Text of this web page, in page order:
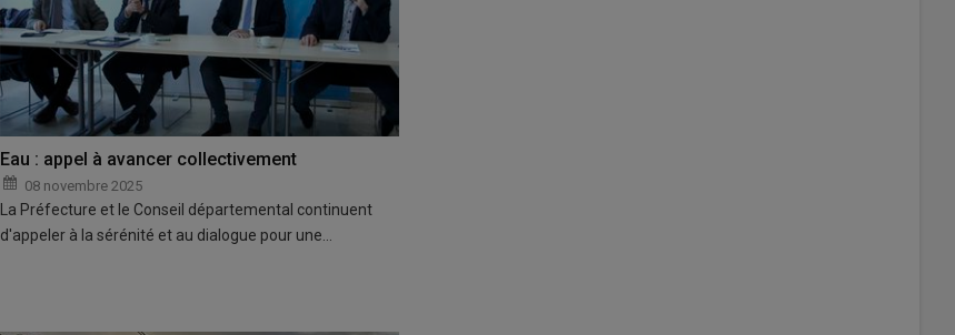
Eau : appel à avancer collectivement
08 novembre 2025
La Préfecture et le Conseil départemental continuent
d'appeler à la sérénité et au dialogue pour une…